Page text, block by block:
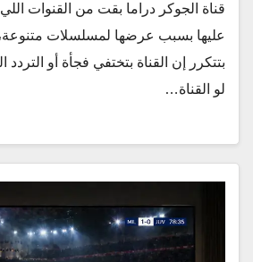
قناة الجوكر دراما بقت من القنوات
عليها بسبب عرضها لمسلسلات
بتتكرر إن القناة بتختفي فجأة أو
لو القناة…